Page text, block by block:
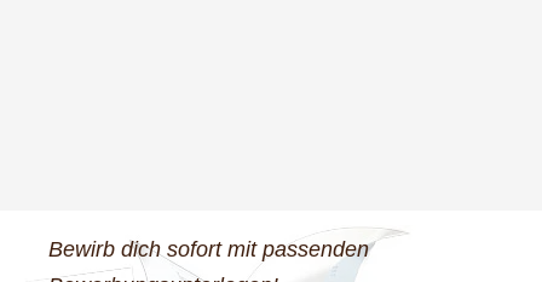
Bewirb dich sofort mit passenden